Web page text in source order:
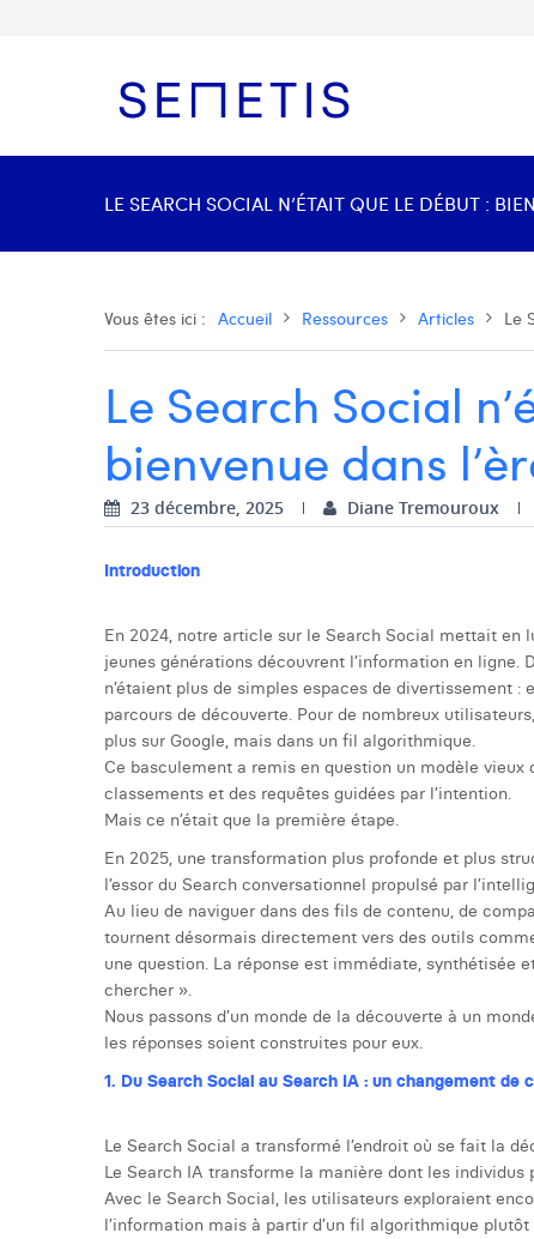
LE SEARCH SOCIAL N’ÉTAIT QUE LE DÉBUT :
Vous êtes ici : Accueil Ressources Articles Le
Le Search Social
bienvenue dans
23 décembre, 2025 Diane Tremouroux
Introduction
En 2024, notre article sur le Search Social mettait
jeunes générations découvrent l’information en
n’étaient plus de simples espaces de divertissement :
parcours de découverte. Pour de nombreux
plus sur Google, mais dans un fil algorithmique.
Ce basculement a remis en question un modèle
classements et des requêtes guidées par l’intention.
Mais ce n’était que la première étape.
En 2025, une transformation plus profonde et plus
l’essor du Search conversationnel propulsé par
Au lieu de naviguer dans des fils de contenu, de
tournent désormais directement vers des outils
une question. La réponse est immédiate, synthétisée
chercher ».
Nous passons d’un monde de la découverte à un
les réponses soient construites pour eux.
1. Du Search Social au Search IA : un changement de
Le Search Social a transformé l’endroit où se fait la
Le Search IA transforme la manière dont les individus
Avec le Search Social, les utilisateurs exploraient
l’information mais à partir d’un fil algorithmique plutôt